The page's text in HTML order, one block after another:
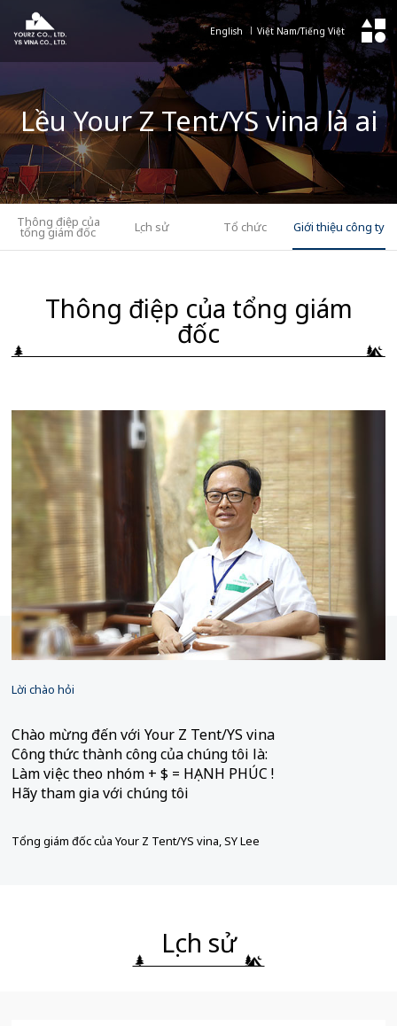
English Việt Nam/Tiếng Việt
Lều Your Z Tent/YS vina là ai
Thông điệp của
tổng giám đốc Lịch sử Tổ chức Giới thiệu công ty
Thông điệp của tổng giám
đốc
Lời chào hỏi
Chào mừng đến với Your Z Tent/YS vina
Công thức thành công của chúng tôi là:
Làm việc theo nhóm + $ = HẠNH PHÚC !
Hãy tham gia với chúng tôi
Tổng giám đốc của Your Z Tent/YS vina, SY Lee
Lịch sử